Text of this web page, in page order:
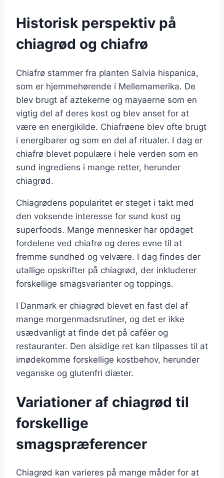
Historisk perspektiv på
chiagrød og chiafrø
Chiafrø stammer fra planten Salvia hispanica,
som er hjemmehørende i Mellemamerika. De
blev brugt af aztekerne og mayaerne som en
vigtig del af deres kost og blev anset for at
være en energikilde. Chiafrøene blev ofte brugt
i energibarer og som en del af ritualer. I dag er
chiafrø blevet populære i hele verden som en
sund ingrediens i mange retter, herunder
chiagrød.
Chiagrødens popularitet er steget i takt med
den voksende interesse for sund kost og
superfoods. Mange mennesker har opdaget
fordelene ved chiafrø og deres evne til at
fremme sundhed og velvære. I dag findes der
utallige opskrifter på chiagrød, der inkluderer
forskellige smagsvarianter og toppings.
I Danmark er chiagrød blevet en fast del af
mange morgenmadsrutiner, og det er ikke
usædvanligt at finde det på caféer og
restauranter. Den alsidige ret kan tilpasses til at
imødekomme forskellige kostbehov, herunder
veganske og glutenfri diæter.
Variationer af chiagrød til
forskellige
smagspræferencer
Chiagrød kan varieres på mange måder for at